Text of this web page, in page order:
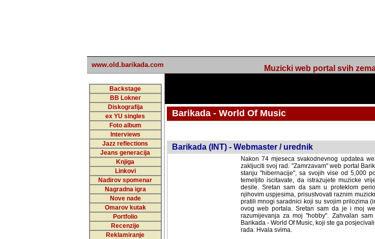
www.old.barikada.com Muzicki web portal svih
Backstage
BB Lokner
Diskografija
ex YU singles
Foto album
Interviews
Jazz reflections
Jeans generacija
Knjiga
Linkovi
Nadirov spomenar
Nagradna igra
Nove nade
Omarov kutak
Portfolio
Recenzije
Reklamiranje
Barikada - World Of Music
Barikada (INT) - Webmaster / urednik
Nakon 74 mjeseca svakodnevnog updatea
zakljuciti svoj rad. "Zamrzavam" web portal
stanju "hibernacije", sa svojih vise od 5,000
temeljito iscitavate, da istrazujete muzicke
Sretan sam da sam u proteklom periodu
uspjesima, prisustvovati raznim muzickim
mnogi saradnici koji su svojim prilozima
web portala. Sretan sam da je i moj web
razumijevanja za moj "hobby". Zahvalan
Barikada - World Of Music, koji ste ga
rada. Hvala svima.